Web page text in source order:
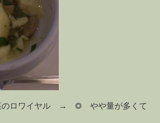
のロワイヤル → ◎ やや量が多くて